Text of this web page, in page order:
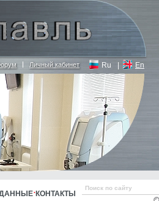
Ru En
Личный кабинет
КОНТАКТЫ